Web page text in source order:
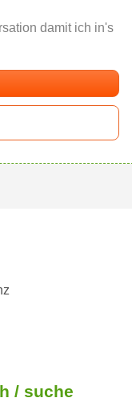
damit ich in's
/ suche